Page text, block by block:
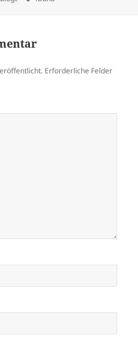
Erforderliche Felder